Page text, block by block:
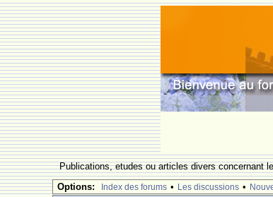
Publications, etudes ou articles divers concernant
Options: Index des forums • Les discussions •